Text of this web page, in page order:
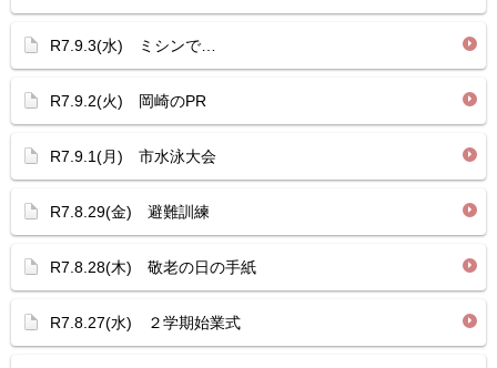
R7.9.3(水) ミシンで…
R7.9.2(火) 岡崎のPR
R7.9.1(月) 市水泳大会
R7.8.29(金) 避難訓練
R7.8.28(木) 敬老の日の手紙
R7.8.27(水) ２学期始業式